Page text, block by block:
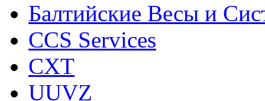
Балтийские Весы и
CCS Services
CXT
UUVZ